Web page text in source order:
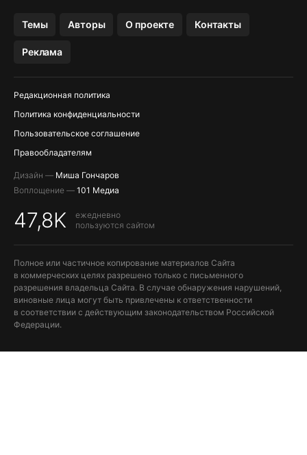
Темы Авторы О проекте Контакты
Реклама
Редакционная политика
Политика конфиденциальности
Пользовательское соглашение
Правообладателям
Дизайн — Миша Гончаров
Воплощение — 101 Медиа
47,8K
ежедневно
пользуются сайтом
Полное или частичное копирование материалов Сайта
в коммерческих целях разрешено только с письменного
разрешения владельца Сайта. В случае обнаружения нарушений,
виновные лица могут быть привлечены к ответственности
в соответствии с действующим законодательством Российской
Федерации.